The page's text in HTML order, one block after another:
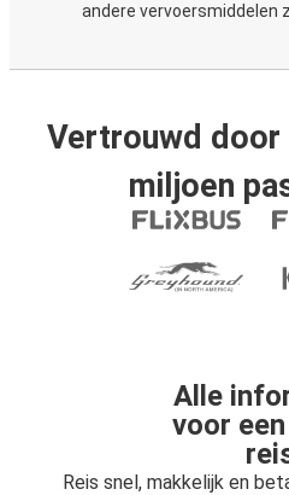
andere vervoersmiddelen
Vertrouwd door
miljoen
Alle
voor
Reis snel, makkelijk en